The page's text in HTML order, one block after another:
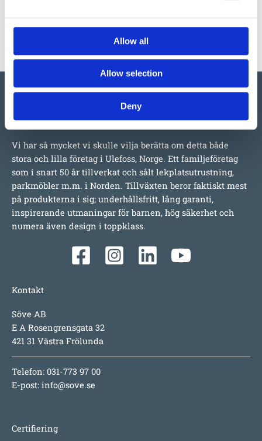
Allow all
Allow selection
Deny
Vi har så mycket vi skulle vilja berätta om detta både
stora och lilla företag i Ulefoss, Norge. Ett familjeföretag
som i snart 50 år tillverkat och sålt lekplatsutrustning,
parkmöbler m.m. i Norden. Tillväxten beror faktiskt mest
på produkterna i sig; underhållsfritt, lång garanti,
inspirerande utmaningar för barnen, hög säkerhet och
numera även design i toppklass.
Kontakt
Söve AB
E A Rosengrensgata 32
421 31 Västra Frölunda
Telefon: 031-773 97 00
E-post: info@sove.se
Certifiering